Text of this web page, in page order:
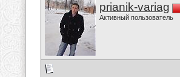
prianik-variag
Активный пользователь